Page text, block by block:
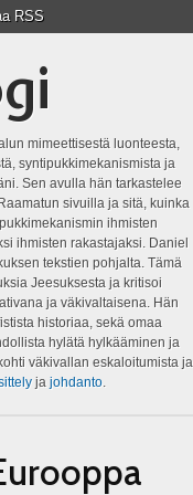
RSS
mimeettisestä luonteesta,
syntipukkimekanismista ja
Sen avulla hän tarkastelee
sivuilla ja sitä, kuinka
ihmisten
ihmisten rakastajaksi. Daniel
tekstien pohjalta. Tämä
Jeesuksesta ja kritisoi
ja väkivaltaisena. Hän
historiaa, sekä omaa
hylätä hylkääminen ja
väkivallan eskaloitumista ja
ja johdanto.